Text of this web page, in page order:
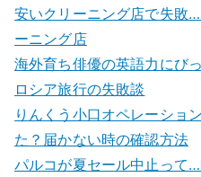
安いクリーニング店で失敗
ーニング店
海外育ち俳優の英語力にび
ロシア旅行の失敗談
りんくう小口オペレーショ
た？届かない時の確認方法
パルコが夏セール中止って